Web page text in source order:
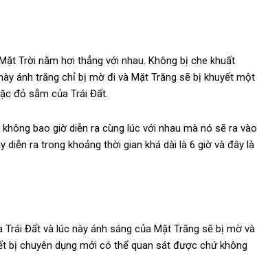
Trời nằm hơi thẳng với nhau. Không bị che khuất
ánh trăng chỉ bị mờ đi và Mặt Trăng sẽ bị khuyết một
đỏ sẫm của Trái Đất.
bao giờ diễn ra cùng lúc với nhau mà nó sẽ ra vào
ra trong khoảng thời gian khá dài là 6 giờ và đây là
Đất và lúc này ánh sáng của Mặt Trăng sẽ bị mờ và
bị chuyên dụng mới có thể quan sát được chứ không